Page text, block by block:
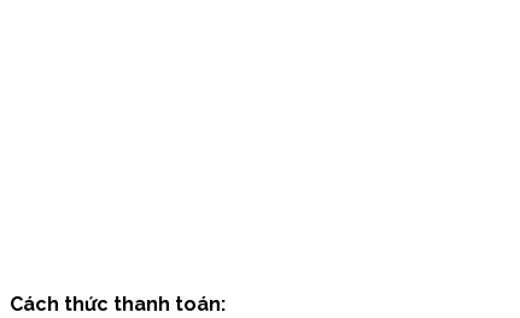
Cách thức thanh toán: